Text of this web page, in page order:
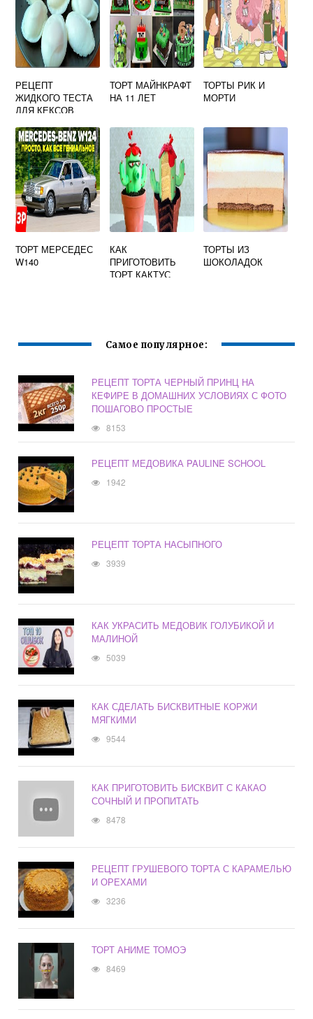
РЕЦЕПТ
ЖИДКОГО ТЕСТА
ДЛЯ КЕКСОВ
ТОРТ МАЙНКРАФТ
НА 11 ЛЕТ
ТОРТЫ РИК И
МОРТИ
ТОРТ МЕРСЕДЕС
W140
КАК
ПРИГОТОВИТЬ
ТОРТ КАКТУС
ТОРТЫ ИЗ
ШОКОЛАДОК
Самое популярное:
РЕЦЕПТ ТОРТА ЧЕРНЫЙ ПРИНЦ НА
КЕФИРЕ В ДОМАШНИХ УСЛОВИЯХ С ФОТО
ПОШАГОВО ПРОСТЫЕ
8153
РЕЦЕПТ МЕДОВИКА PAULINE SCHOOL
1942
РЕЦЕПТ ТОРТА НАСЫПНОГО
3939
КАК УКРАСИТЬ МЕДОВИК ГОЛУБИКОЙ И
МАЛИНОЙ
5039
КАК СДЕЛАТЬ БИСКВИТНЫЕ КОРЖИ
МЯГКИМИ
9544
КАК ПРИГОТОВИТЬ БИСКВИТ С КАКАО
СОЧНЫЙ И ПРОПИТАТЬ
8478
РЕЦЕПТ ГРУШЕВОГО ТОРТА С КАРАМЕЛЬЮ
И ОРЕХАМИ
3236
ТОРТ АНИМЕ ТОМОЭ
8469